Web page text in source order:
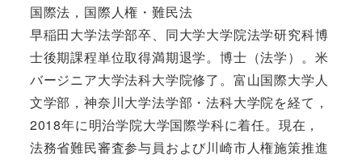
国際法，国際人権・難民法
早稲田大学法学部卒、同大学大学院法学研究科博
士後期課程単位取得満期退学。博士（法学）。米
バージニア大学法科大学院修了。富山国際大学人
文学部，神奈川大学法学部・法科大学院を経て，
2018年に明治学院大学国際学科に着任。現在，
法務省難民審査参与員および川崎市人権施策推進